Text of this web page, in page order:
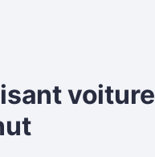
voiture